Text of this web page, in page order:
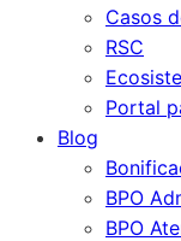
Casos
RSC
Portal
Blog
BPO
BPO